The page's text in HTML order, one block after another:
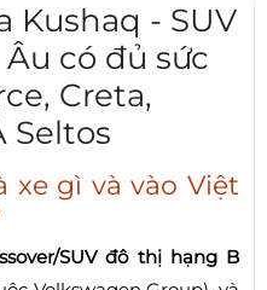
Kushaq - SUV
có đủ sức
Creta,
Seltos
xe gì và vào Việt
SUV đô thị hạng B